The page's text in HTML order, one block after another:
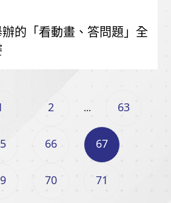
的「看動畫、答問題」全
2 ... 63
66 67
70 71